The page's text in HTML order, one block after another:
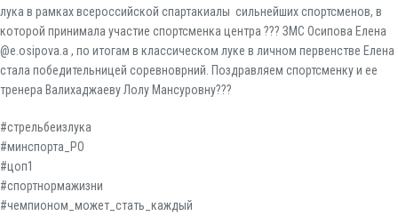
лука в рамках всероссийской спартакиалы сильнейших спортсменов, в
которой принимала участие спортсменка центра ??? ЗМС Осипова Елена
@e.osipova.a , по итогам в классическом луке в личном первенстве Елена
стала победительницей соревноврний. Поздравляем спортсменку и ее
тренера Валихаджаеву Лолу Мансуровну???
#стрельбеизлука
#минспорта_РО
#цоп1
#спортнормажизни
#чемпионом_может_стать_каждый